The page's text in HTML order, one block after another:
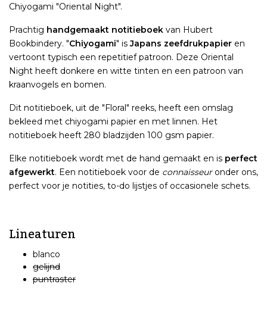
Chiyogami "Oriental Night".
Prachtig handgemaakt notitieboek van Hubert
Bookbindery. "Chiyogami" isJapans zeefdrukpapier en
vertoont typisch een repetitief patroon. Deze Oriental
Night heeft donkere en witte tinten en een patroon van
kraanvogels en bomen.
Dit notitieboek, uit de "Floral" reeks, heeft een omslag
bekleed met chiyogami papier en met linnen. Het
notitieboek heeft 280 bladzijden 100 gsm papier.
Elke notitieboek wordt met de hand gemaakt en is perfect
afgewerkt. Een notitieboek voor de connaisseuronder ons,
perfect voor je notities, to-do lijstjes of occasionele schets.
Lineaturen
blanco
gelijnd
puntraster